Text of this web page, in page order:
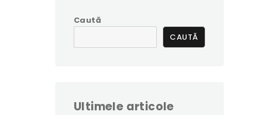
Caută
CAUTĂ
Ultimele articole